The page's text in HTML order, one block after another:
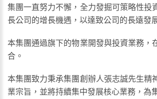
集團一直努力不懈，全力發掘可策略性投
長公司的增長機遇，以達致公司的長遠發
本集團通過旗下的物業開發與投資業務，
合。
本集團致力秉承集團創辦人張志誠先生精
業宗旨，並將持續集中發展核心業務，為